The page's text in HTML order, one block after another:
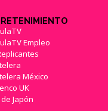
Empleo
México
UK
Japón